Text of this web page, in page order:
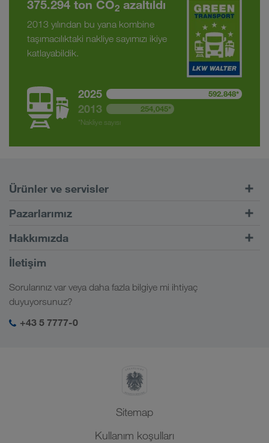
375.294 ton CO2 azaltıldı
2013 yılından bu yana kombine
taşımacılıktaki nakliye sayımızı ikiye
katlayabildik.
2025 592.848*
2013
254,045*
*Nakliye sayısı
Ürünler ve servisler
Kara taşımacılığı
CONNECT müşteri portalı
Dijital çözümler
Sektör çözümleri
LKW WALTER girişim
Pazarlarımız
Avrupa
Kafkas
Orta Asya
Orta Doğu
Kuzey Afrika
Hakkımızda
Şirket bilgileri
Sosyal sorumluluk
İletişim
Sorularınız var veya daha fazla bilgiye mi ihtiyaç
duyuyorsunuz?
+43 5 7777-0
Sitemap
Kullanım koşulları